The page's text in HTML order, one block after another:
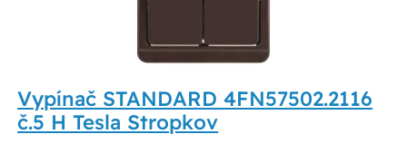
Vypínač STANDARD 4FN57502.2116
č.5 H Tesla Stropkov